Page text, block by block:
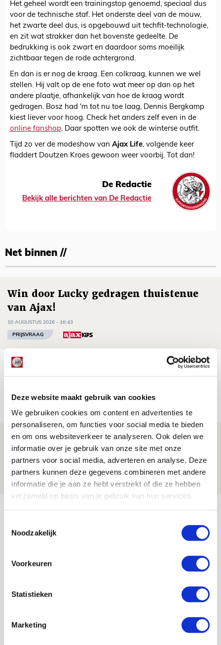
Deze website maakt gebruik van cookies
We gebruiken cookies om content en advertenties te
personaliseren, om functies voor social media te bieden
en om ons websiteverkeer te analyseren. Ook delen we
informatie over je gebruik van onze site met onze
partners voor social media, adverteren en analyse. Deze
partners kunnen deze gegevens combineren met andere
informatie die je aan ze hebt verstrekt of die ze hebben
verzameld op basis van je gebruik van hun services.
Noodzakelijk
Voorkeuren
Statistieken
Marketing
Het geheel wordt een trainingstop genoemd, speciaal dus
voor de technische staf. Het onderste deel van de mouw,
het zwarte deel dus, is opgebouwd uit techfit-technologie,
en zit wat strakker dan het bovenste gedeelte. De
bedrukking is ook zwart en daardoor soms moeilijk
zichtbaar tegen de rode achtergrond.
En dan is er nog de kraag. Een colkraag, kunnen we wel
stellen. Hij valt op de ene foto wat meer op dan op het
andere plaatje, afhankelijk van hoe de kraag wordt
gedragen. Bosz had 'm tot nu toe laag, Dennis Bergkamp
kiest liever voor hoog. Check het anders zelf even in de
online fanshop. Daar spotten we ook de winterse outfit.
Tijd zo ver de modeshow van Ajax Life, volgende keer
fladdert Doutzen Kroes gewoon weer voorbij. Tot dan!
De Redactie
Bekijk alle berichten van De Redactie
Net binnen //
Win door Lucky gedragen thuistenue
van Ajax!
10 AUGUSTUS 2026 - 16:43
PRIJSVRAAG
Win mascottetenues van seizoen
2025/2026!
10 AUGUSTUS 2026 - 16:37
Win vaandeldragertenues van seizoen
2025/2026!
AUG
Selectiedag ballenjongens/-meiden
11